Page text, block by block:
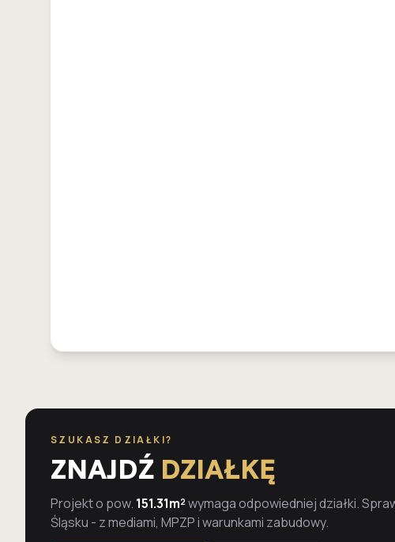
SZUKASZ DZIAŁKI?
ZNAJDŹ DZIAŁKĘ
Projekt o pow. 151.31m²wymaga odpowiedniej działki.
Śląsku - z mediami, MPZP i warunkami zabudowy.